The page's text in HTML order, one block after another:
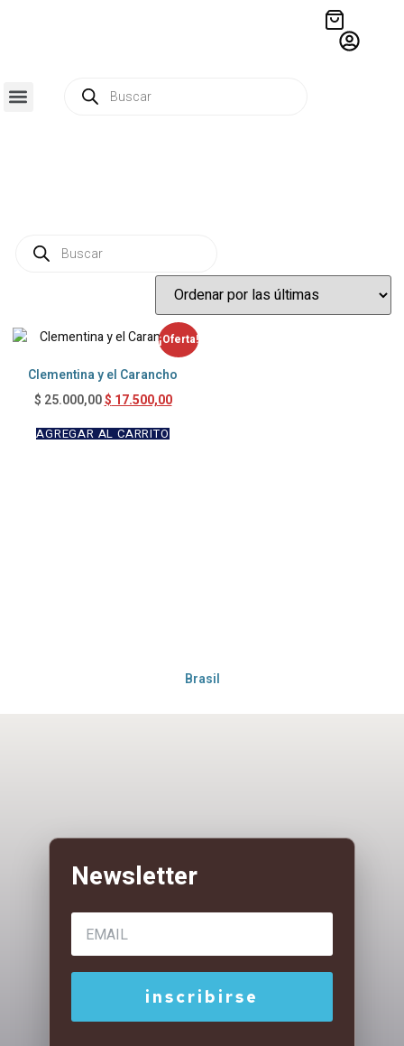
¡Oferta!
Clementina y el Carancho
$ 25.000,00 $ 17.500,00
AGREGAR AL CARRITO
Brasil